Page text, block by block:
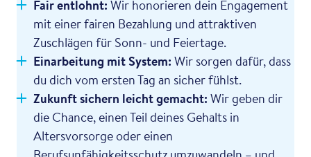
Fair entlohnt:Wir honorieren dein Engagement
mit einer fairen Bezahlung und attraktiven
Zuschlägen für Sonn- und Feiertage.
Einarbeitung mit System:Wir sorgen dafür, dass
du dich vom ersten Tag an sicher fühlst.
Zukunft sichern leicht gemacht:Wir geben dir
die Chance, einen Teil deines Gehalts in
Altersvorsorge oder einen